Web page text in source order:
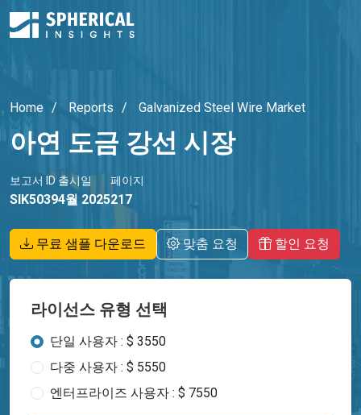
Home Reports Galvanized Steel Wire Market
아연 도금 강선 시장
보고서 ID
SIK5039
출시일
4월 2025
페이지
217
무료 샘플 다운로드 맞춤 요청 할인 요청
라이선스 유형 선택
단일 사용자 : $ 3550
다중 사용자 : $ 5550
엔터프라이즈 사용자 : $ 7550